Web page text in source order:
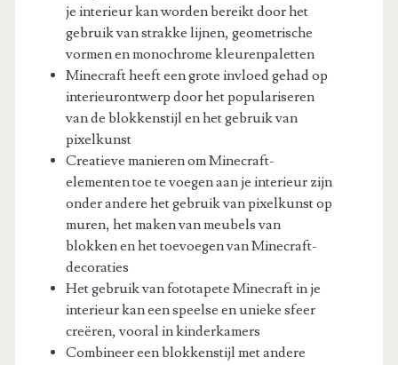
je interieur kan worden bereikt door het
gebruik van strakke lijnen, geometrische
vormen en monochrome kleurenpaletten
Minecraft heeft een grote invloed gehad op
interieurontwerp door het populariseren
van de blokkenstijl en het gebruik van
pixelkunst
Creatieve manieren om Minecraft-
elementen toe te voegen aan je interieur zijn
onder andere het gebruik van pixelkunst op
muren, het maken van meubels van
blokken en het toevoegen van Minecraft-
decoraties
Het gebruik van fototapete Minecraft in je
interieur kan een speelse en unieke sfeer
creëren, vooral in kinderkamers
Combineer een blokkenstijl met andere